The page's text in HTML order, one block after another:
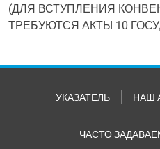
(ДЛЯ ВСТУПЛЕНИЯ
ТРЕБУЮТСЯ АКТЫ 10
УКАЗАТЕЛЬ НАШ
ЧАСТО